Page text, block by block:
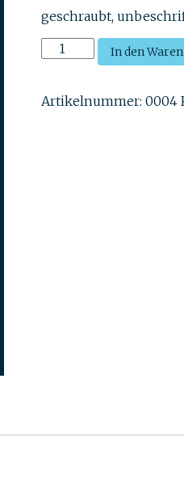
geschraubt,
10x
Proberöhrchen
Menge
In den
Artikelnummer:0004